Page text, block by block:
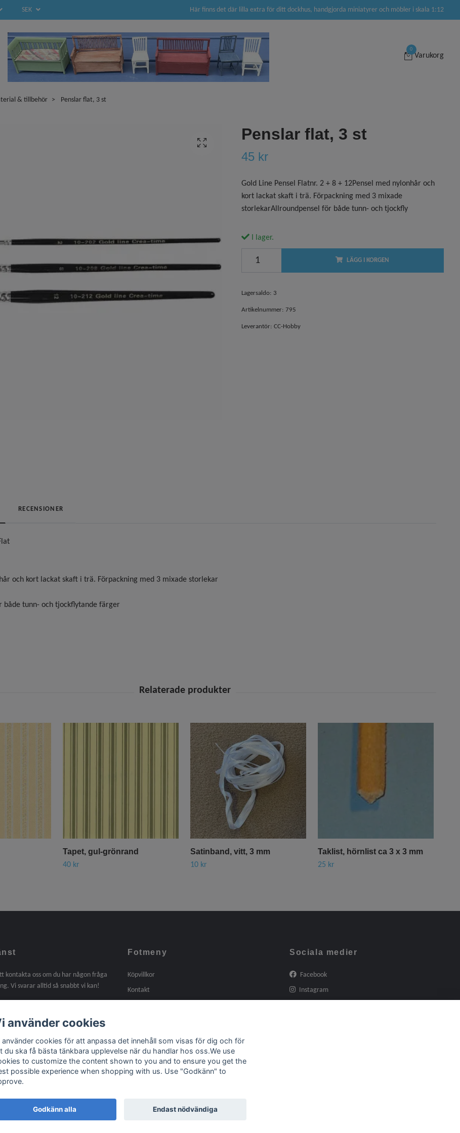
SEK Här finns det där lilla extra för ditt dockhus, handgjorda miniatyrer och möbler i skala 1:12
0
Varukorg
& tillbehör Penslar flat, 3 st
Penslar flat, 3 st
45 kr
Gold Line Pensel Flatnr. 2 + 8 + 12Pensel med nylonhår och
kort lackat skaft i trä. Förpackning med 3 mixade
storlekarAllroundpensel för både tunn- och tjockfly
I lager.
LÄGG I KORGEN
Lagersaldo: 3
Artikelnummer: 795
Leverantör: CC-Hobby
RECENSIONER
och kort lackat skaft i trä. Förpackning med 3 mixade storlekar
både tunn- och tjockflytande färger
Tapet, gul-grönrand
40 kr
Satinband, vitt, 3 mm
10 kr
Taklist, hörnlist ca 3 x 3 mm
25 kr
kontakta oss om du har någon fråga
Vi svarar alltid så snabbt vi kan!
Fotmeny
Köpvillkor
Kontakt
Sociala medier
Facebook
Instagram
använder cookies
använder cookies för att anpassa det innehåll som visas för dig och för
du ska få bästa tänkbara upplevelse när du handlar hos oss.We use
to customize the content shown to you and to ensure you get the
possible experience when shopping with us. Use "Godkänn" to
Godkänn alla Endast nödvändiga